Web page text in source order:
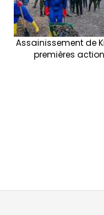
Assainissement de
premières